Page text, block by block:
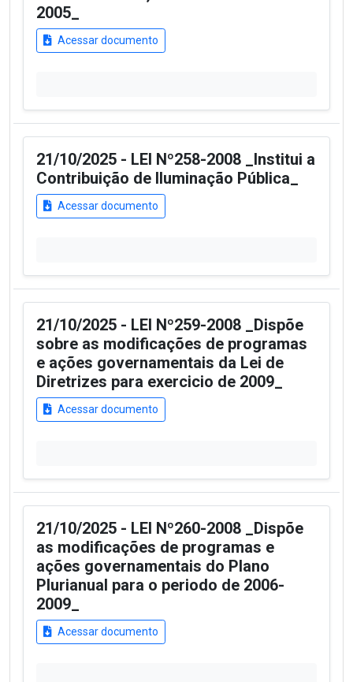
2005_
Acessar documento
21/10/2025 - LEI Nº258-2008 _Institui a
Contribuição de Iluminação Pública_
Acessar documento
21/10/2025 - LEI Nº259-2008 _Dispõe
sobre as modificações de programas
e ações governamentais da Lei de
Diretrizes para exercicio de 2009_
Acessar documento
21/10/2025 - LEI Nº260-2008 _Dispõe
as modificações de programas e
ações governamentais do Plano
Plurianual para o periodo de 2006-
2009_
Acessar documento